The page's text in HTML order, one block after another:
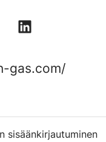
gas.com/
sisäänkirjautuminen